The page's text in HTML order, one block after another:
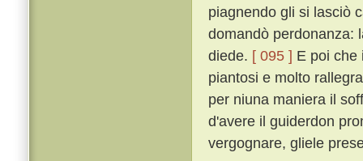
piagnendo gli si lasciò
domandò perdonanza:
diede. [ 095 ] E poi che
piantosi e molto
per niuna maniera il
d'avere il guiderdon
vergognare, gliele